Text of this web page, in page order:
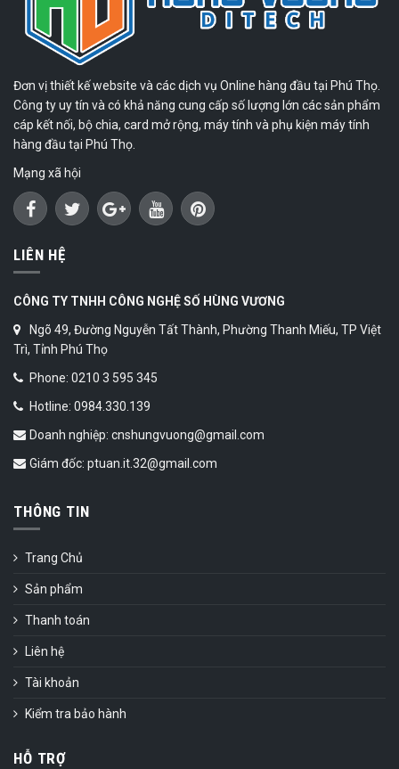
Đơn vị thiết kế website và các dịch vụ Online hàng đầu tại Phú Thọ.
Công ty uy tín và có khả năng cung cấp số lượng lớn các sản phẩm
cáp kết nối, bộ chia, card mở rộng, máy tính và phụ kiện máy tính
hàng đầu tại Phú Thọ.
Mạng xã hội
LIÊN HỆ
CÔNG TY TNHH CÔNG NGHỆ SỐ HÙNG VƯƠNG
Ngõ 49, Đường Nguyễn Tất Thành, Phường Thanh Miếu, TP Việt
Trì, Tỉnh Phú Thọ
Phone: 0210 3 595 345
Hotline: 0984.330.139
Doanh nghiệp: cnshungvuong@gmail.com
Giám đốc: ptuan.it.32@gmail.com
THÔNG TIN
Trang Chủ
Sản phẩm
Thanh toán
Liên hệ
Tài khoản
Kiểm tra bảo hành
HỖ TRỢ